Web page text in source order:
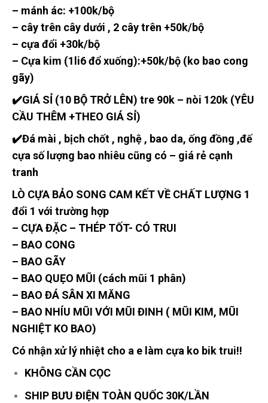
– mánh ác: +100k/bộ
– cây trên cây dưới , 2 cây trên +50k/bộ
– cựa đổi +30k/bộ
– Cựa kim (1li6 đổ xuống):+50k/bộ (ko bao cong
gãy)
✔️GIÁ SỈ (10 BỘ TRỞ LÊN) tre 90k – nòi 120k (YÊU
CẦU THÊM +THEO GIÁ SỈ)
✔️Đá mài , bịch chốt , nghệ , bao da, ống đồng ,đế
cựa số lượng bao nhiêu cũng có – giá rẻ cạnh
tranh
LÒ CỰA BẢO SONG CAM KẾT VỀ CHẤT LƯỢNG 1
đổi 1 với trường hợp
– CỰA ĐẶC – THÉP TỐT- CÓ TRUI
– BAO CONG
– BAO GÃY
– BAO QUẸO MŨI (cách mũi 1 phân)
– BAO ĐÁ SÂN XI MĂNG
– BAO NHÍU MŨI VỚI MŨI ĐINH ( MŨI KIM, MŨI
NGHIỆT KO BAO)
Có nhận xử lý nhiệt cho a e làm cựa ko bik trui!!
KHÔNG CẦN CỌC
SHIP BƯU ĐIỆN TOÀN QUỐC 30K/LẦN